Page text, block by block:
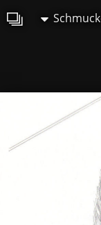
Schmucker Marie-